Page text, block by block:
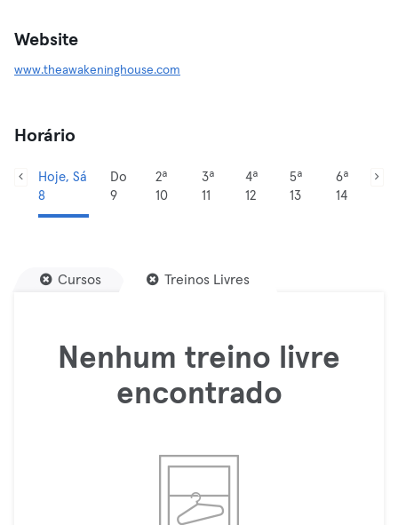
Website
www.theawakeninghouse.com
Horário
Hoje, Sá
8
Do
9
2ª
10
3ª
11
4ª
12
5ª
13
6ª
14
Cursos Treinos Livres
Nenhum treino livre
encontrado